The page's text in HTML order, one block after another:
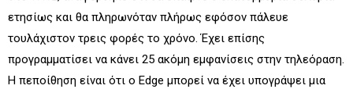
ετησίως και θα πληρωνόταν πλήρως εφόσον πάλευε
τουλάχιστον τρεις φορές το χρόνο. Έχει επίσης
προγραμματίσει να κάνει 25 ακόμη εμφανίσεις στην τηλεόραση.
Η πεποίθηση είναι ότι ο Edge μπορεί να έχει υπογράψει μια